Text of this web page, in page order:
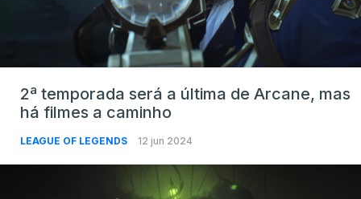
2ª temporada será a última de Arcane, mas
há filmes a caminho
LEAGUE OF LEGENDS 12 jun 2024